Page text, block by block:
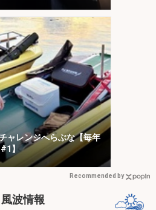
ャレンジへらぶな【毎年
#1】
Recommended by
波情報